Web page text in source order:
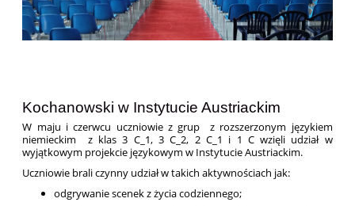
Kochanowski w Instytucie Austriackim
W maju i czerwcu uczniowie z grup z rozszerzonym językiem
niemieckim z klas 3 C_1, 3 C_2, 2 C_1 i 1 C wzięli udział w
wyjątkowym projekcie językowym w Instytucie Austriackim.
Uczniowie brali czynny udział w takich aktywnościach jak:
odgrywanie scenek z życia codziennego;